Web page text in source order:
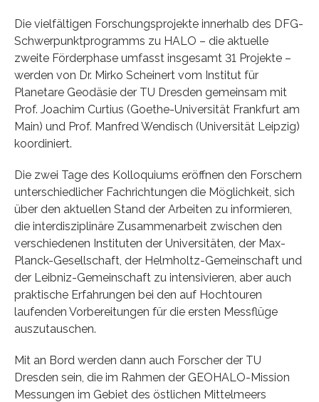
Die vielfältigen Forschungsprojekte innerhalb des DFG-
Schwerpunktprogramms zu HALO – die aktuelle
zweite Förderphase umfasst insgesamt 31 Projekte –
werden von Dr. Mirko Scheinert vom Institut für
Planetare Geodäsie der TU Dresden gemeinsam mit
Prof. Joachim Curtius (Goethe-Universität Frankfurt am
Main) und Prof. Manfred Wendisch (Universität Leipzig)
koordiniert.
Die zwei Tage des Kolloquiums eröffnen den Forschern
unterschiedlicher Fachrichtungen die Möglichkeit, sich
über den aktuellen Stand der Arbeiten zu informieren,
die interdisziplinäre Zusammenarbeit zwischen den
verschiedenen Instituten der Universitäten, der Max-
Planck-Gesellschaft, der Helmholtz-Gemeinschaft und
der Leibniz-Gemeinschaft zu intensivieren, aber auch
praktische Erfahrungen bei den auf Hochtouren
laufenden Vorbereitungen für die ersten Messflüge
auszutauschen.
Mit an Bord werden dann auch Forscher der TU
Dresden sein, die im Rahmen der GEOHALO-Mission
Messungen im Gebiet des östlichen Mittelmeers